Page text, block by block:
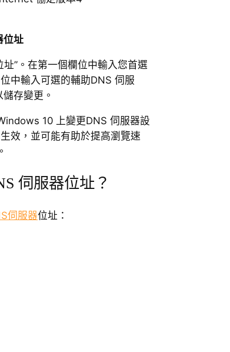
位址
”。在第一個欄位中輸入您首選
中輸入可選的輔助DNS 伺服
存變更。
10 上變更DNS 伺服器設
效，並可能有助於提高瀏覽速
伺服器位址？
伺服器位址：